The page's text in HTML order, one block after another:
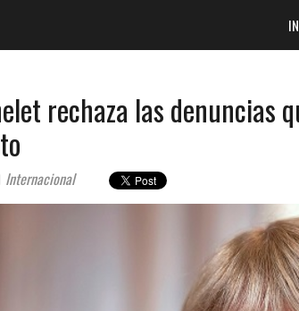
rechaza las denuncias
Internacional